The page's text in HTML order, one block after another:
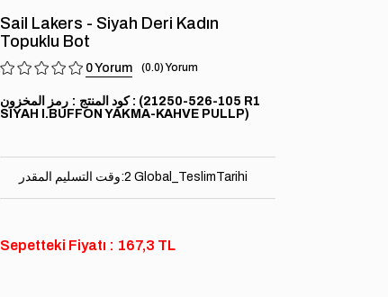
Sail Lakers - Siyah Deri Kadın
Topuklu Bot
0 0.0
رمز المخزون
(105-526-21250 R1
SIYAH I.BUFFON YAKMA-KAHVE PULLP)
وقت التسليم المقدر:2 Global_TeslimTarihi
Sepetteki Fiyatı : 167,3 TL